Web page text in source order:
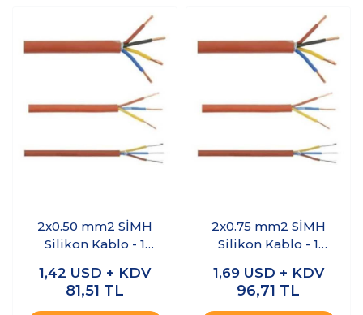
2x0.50 mm2 SİMH
Silikon Kablo - 1
1,42 USD + KDV
81,51 TL
2x0.75 mm2 SİMH
Silikon Kablo - 1
1,69 USD + KDV
96,71 TL